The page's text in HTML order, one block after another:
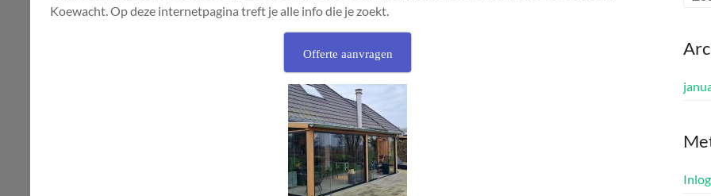
Koewacht. Op deze internetpagina treft je alle info die je zoekt.
Offerte aanvragen